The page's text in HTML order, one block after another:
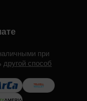
при
другой способ